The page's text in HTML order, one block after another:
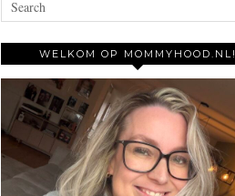
WELKOM OP MOMMYHOOD.NL!